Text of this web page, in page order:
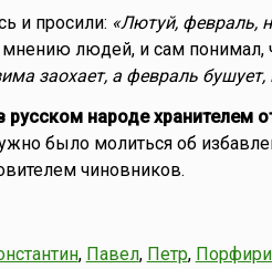
и просили: «Лютуй, февраль,
людей, и сам понимал,
заохает, а февраль бушует,
народе хранителем
было молиться об
чиновников.
, Павел, Петр,